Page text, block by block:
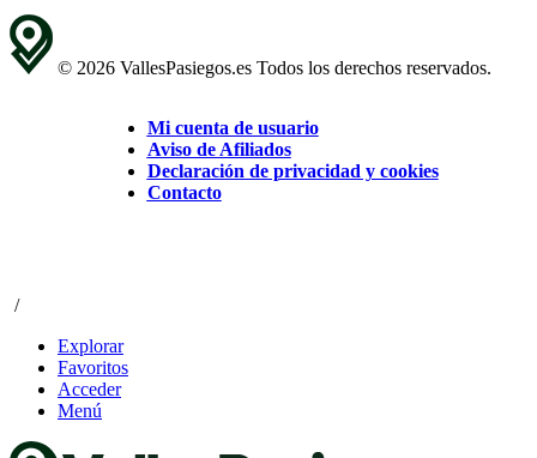
© 2026 VallesPasiegos.es Todos los derechos reservados.
Mi cuenta de usuario
Aviso de Afiliados
Declaración de privacidad y cookies
Contacto
/
Explorar
Favoritos
Acceder
Menú